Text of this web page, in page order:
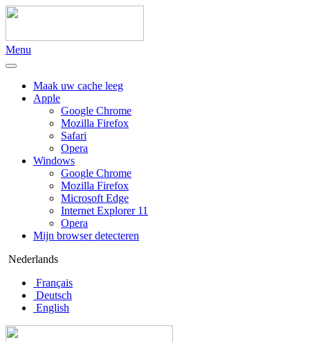
Menu
Maak uw cache leeg
Apple
Google Chrome
Mozilla Firefox
Safari
Opera
Windows
Google Chrome
Mozilla Firefox
Microsoft Edge
Internet Explorer 11
Opera
Mijn browser detecteren
Nederlands
Français
Deutsch
English